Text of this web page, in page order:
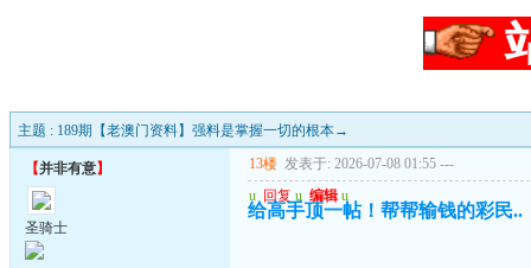
主题 : 189期【老澳门资料】强料是掌握一切的根本→
【并非有意】
圣骑士
13楼 发表于: 2026-07-08 01:55 ---
u 回复 u 编辑 u
给高手顶一帖！帮帮输钱的彩民..